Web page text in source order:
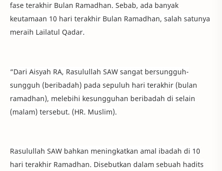
fase terakhir Bulan Ramadhan. Sebab, ada banyak
keutamaan 10 hari terakhir Bulan Ramadhan, salah satunya
meraih Lailatul Qadar.
“Dari Aisyah RA, Rasulullah SAW sangat bersungguh-
sungguh (beribadah) pada sepuluh hari terakhir (bulan
ramadhan), melebihi kesungguhan beribadah di selain
(malam) tersebut. (HR. Muslim).
Rasulullah SAW bahkan meningkatkan amal ibadah di 10
hari terakhir Ramadhan. Disebutkan dalam sebuah hadits